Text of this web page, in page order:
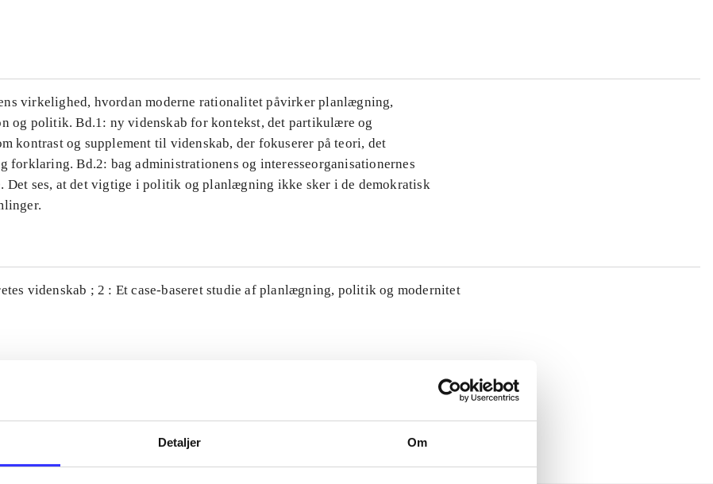
Detaljer Om
virkelighed, hvordan moderne rationalitet påvirker planlægning,
og politik. Bd.1: ny videnskab for kontekst, det partikulære og
kontrast og supplement til videnskab, der fokuserer på teori, det
forklaring. Bd.2: bag administrationens og interesseorganisationernes
Det ses, at det vigtige i politik og planlægning ikke sker i de demokratisk
videnskab ; 2 : Et case-baseret studie af planlægning, politik og modernitet